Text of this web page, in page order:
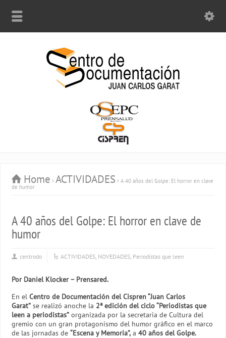
Home ACTIVIDADES
A 40 años del Golpe: El horror en clave
de humor
A 40 años del Golpe: El horror en clave de
humor
centrodo ACTIVIDADES, NOVEDADES, Periodístas que leen
Por Daniel Klocker – Prensared.
En elCentro de Documentación del Cispren “Juan Carlos
Garat” se realizó anoche la 2ª edición del ciclo “Periodistas que
leen a periodistas” organizada por la secretaria de Cultura del
gremio con un gran protagonismo del humor gráfico en el marco
de las jornadas de“Escena y Memoria”, a40 años del Golpe.